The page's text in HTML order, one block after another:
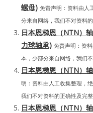
螺母) 免责声明：资料由人
分来自网络，我们不对资料
日本恩梯恩（NTN）
力球轴承) 免责声明：资
本，少部分来自网络，我们
日本恩梯恩（NTN）
明：资料由人工收集整理，
我们不对资料的正确性及完
日本恩梯恩（NTN）